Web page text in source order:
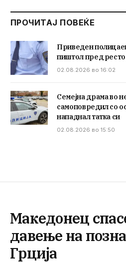
ПРОЧИТАЈ ПОВЕЌЕ
Приведен
пиштол пред
02.08.2026 во 16:02
Семејна драма во
самоповредил со
нападнал татка си
02.08.2026 во 15:50
Македонец
давење на
Грција